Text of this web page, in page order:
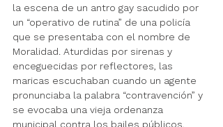
la escena de un antro gay sacudido por
un “operativo de rutina” de una policía
que se presentaba con el nombre de
Moralidad. Aturdidas por sirenas y
enceguecidas por reflectores, las
maricas escuchaban cuando un agente
pronunciaba la palabra “contravención” y
se evocaba una vieja ordenanza
municipal contra los bailes públicos,